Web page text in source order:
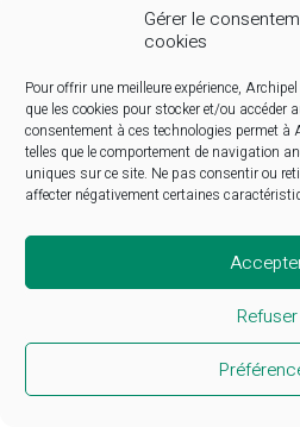
Gérer le
cookies
Pour offrir une meilleure expérience,
que les cookies pour stocker et/ou
consentement à ces technologies permet à
telles que le comportement de navigation
uniques sur ce site. Ne pas consentir ou
affecter négativement certaines
Refuser
Facebook